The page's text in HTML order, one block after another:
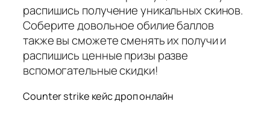
распишись получение уникальных скинов.
Соберите довольное обилие баллов
также вы сможете сменять их получи и
распишись ценные призы разве
вспомогательные скидки!
Counter strike кейс дроп онлайн